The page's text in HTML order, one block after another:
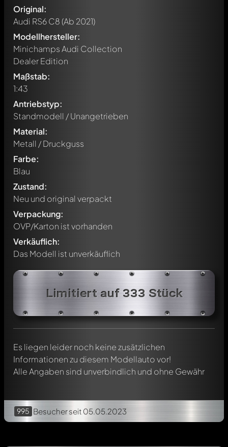
Original:
Audi RS6 C8(Ab 2021)
Modellhersteller:
Minichamps Audi Collection
Dealer Edition
Maßstab:
1:43
Antriebstyp:
Standmodell / Unangetrieben
Material:
Metall / Druckguss
Farbe:
Blau
Zustand:
Neu und original verpackt
Verpackung:
OVP/Karton ist vorhanden
Verkäuflich:
Das Modell ist unverkäuflich
Limitiert auf 333 Stück
Es liegen leider noch keine zusätzlichen
Informationen zu diesem Modellauto vor!
Alle Angaben sind unverbindlich und ohne Gewähr
995 Besucherseit 05.05.2023
Schreibe jetzt einen ersten Kommentar zu diesem Modell!
werden. Es ist wie ein Chat.
Verwendung eines@in deiner Nachricht. Sie werden dann
automatisch darüber informiert.